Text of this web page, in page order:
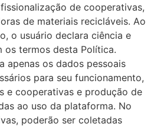
de cooperativas,
de materiais recicláveis. Ao
o usuário declara ciência e
os termos desta Política.
apenas os dados pessoais
para seu funcionamento,
e cooperativas e produção de
ao uso da plataforma. No
poderão ser coletadas